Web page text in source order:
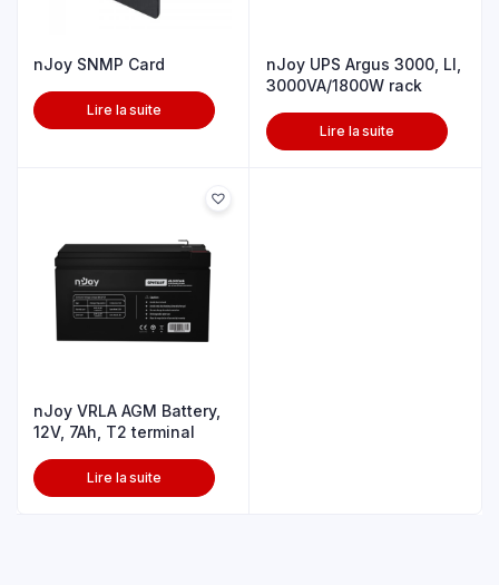
nJoy SNMP Card
Lire la suite
nJoy UPS Argus 3000, LI,
3000VA/1800W rack
Lire la suite
nJoy VRLA AGM Battery,
12V, 7Ah, T2 terminal
Lire la suite